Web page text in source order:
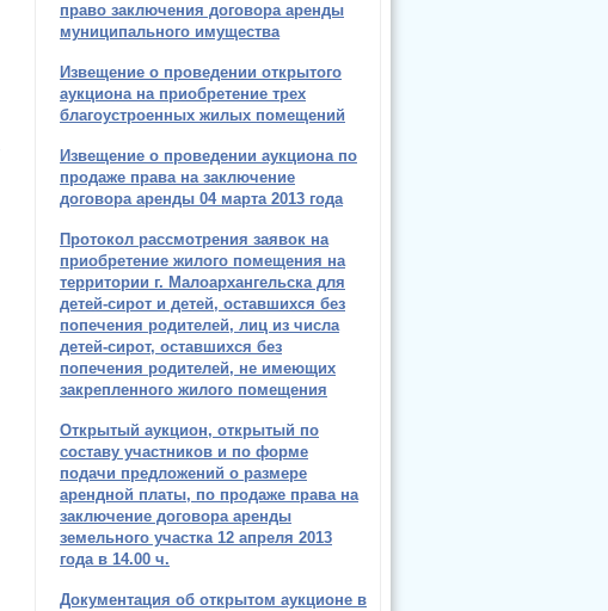
право заключения договора аренды
муниципального имущества
Извещение о проведении открытого
аукциона на приобретение трех
благоустроенных жилых помещений
Извещение о проведении аукциона по
продаже права на заключение
договора аренды 04 марта 2013 года
Протокол рассмотрения заявок на
приобретение жилого помещения на
территории г. Малоархангельска для
детей-сирот и детей, оставшихся без
попечения родителей, лиц из числа
детей-сирот, оставшихся без
попечения родителей, не имеющих
закрепленного жилого помещения
Открытый аукцион, открытый по
составу участников и по форме
подачи предложений о размере
арендной платы, по продаже права на
заключение договора аренды
земельного участка 12 апреля 2013
года в 14.00 ч.
Документация об открытом аукционе в